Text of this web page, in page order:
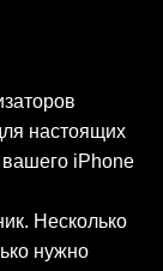
настоящих
iPhone
Несколько
нужно